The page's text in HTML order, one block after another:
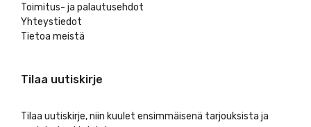
Toimitus- ja palautusehdot
Yhteystiedot
Tietoa meistä
Tilaa uutiskirje
Tilaa uutiskirje, niin kuulet ensimmäisenä tarjouksista ja